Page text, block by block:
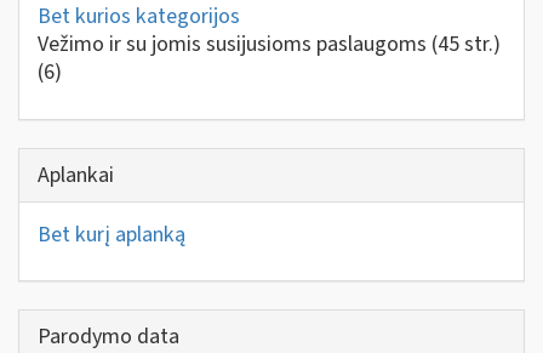
Bet kurios kategorijos
Vežimo ir su jomis susijusioms paslaugoms (45 str.)
(6)
Aplankai
Bet kurį aplanką
Parodymo data